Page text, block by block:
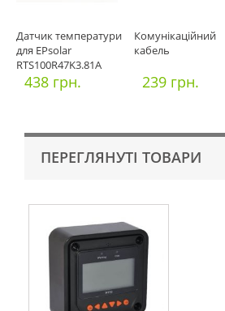
Датчик температури
для EPsolar
RTS100R47K3.81A
438 грн.
Комунікаційний
кабель
239 грн.
ПЕРЕГЛЯНУТІ ТОВАРИ